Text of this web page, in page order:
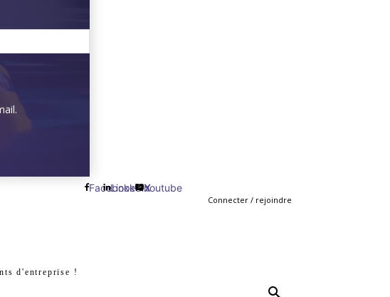
Facebook
Linkedin
X
Youtube
Connecter / rejoindre
d'entreprise !